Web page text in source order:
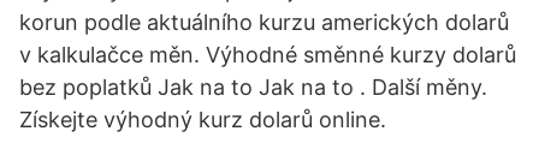
korun podle aktuálního kurzu amerických dolarů
v kalkulačce měn. Výhodné směnné kurzy dolarů
bez poplatků Jak na to Jak na to . Další měny.
Získejte výhodný kurz dolarů online.